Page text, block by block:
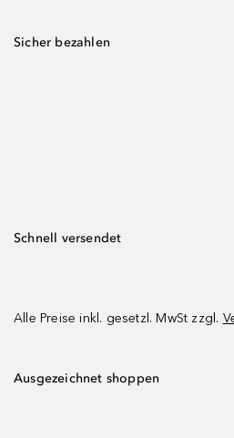
Sicher bezahlen
Schnell versendet
Alle Preise inkl. gesetzl. MwSt zzgl.
Ausgezeichnet shoppen